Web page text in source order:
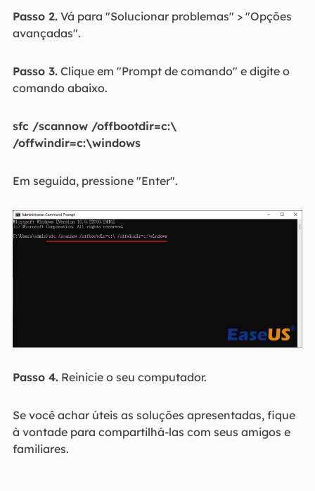
Passo 2.Vá para "Solucionar problemas" > "Opções
avançadas".
Passo 3.Clique em "Prompt de comando" e digite o
comando abaixo.
sfc /scannow /offbootdir=c:\
/offwindir=c:\windows
Em seguida, pressione "Enter".
Passo 4.Reinicie o seu computador.
Se você achar úteis as soluções apresentadas, fique
à vontade para compartilhá-las com seus amigos e
familiares.